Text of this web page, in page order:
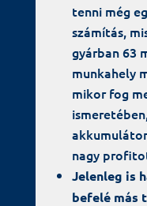
tenni még
számítás,
gyárban 63
munkahely
mikor fog
nagy
Jelenleg is
befelé más